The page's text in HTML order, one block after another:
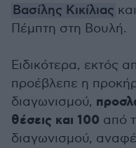
Βασίλης Κικίλιας
Πέμπτη στη Βουλή.
Ειδικότερα, εκτός
προέβλεπε η
διαγωνισμού,
θέσεις και 100 από
διαγωνισμού,